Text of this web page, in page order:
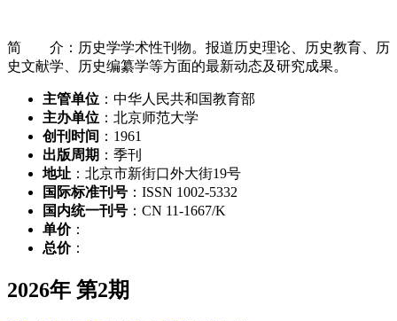
简 介：历史学学术性刊物。报道历史理论、历史教育、历
史文献学、历史编纂学等方面的最新动态及研究成果。
主管单位 ：中华人民共和国教育部
主办单位 ：北京师范大学
创刊时间 ：1961
出版周期 ：季刊
地址 ：北京市新街口外大街19号
国际标准刊号 ：ISSN 1002-5332
国内统一刊号 ：CN 11-1667/K
单价：
总价：
2026年 第2期